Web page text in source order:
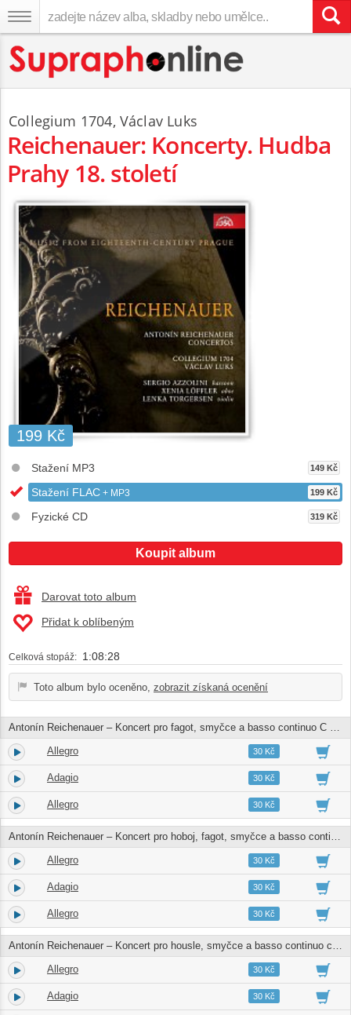
Collegium 1704, Václav Luks
Reichenauer: Koncerty. Hudba
Prahy 18. století
199 Kč
Stažení MP3 149 Kč
Stažení FLAC + MP3 199 Kč
Fyzické CD 319 Kč
Koupit album
Darovat toto album
Přidat k oblíbeným
Celková stopáž: 1:08:28
Toto album bylo oceněno, zobrazit získaná ocenění
1. Allegro 04:1730 Kč
2. Adagio 04:0930 Kč
3. Allegro 03:1930 Kč
4. Allegro 04:1530 Kč
5. Adagio 04:4930 Kč
6. Allegro 03:2730 Kč
7. Allegro 03:4830 Kč
8. Adagio 01:5630 Kč